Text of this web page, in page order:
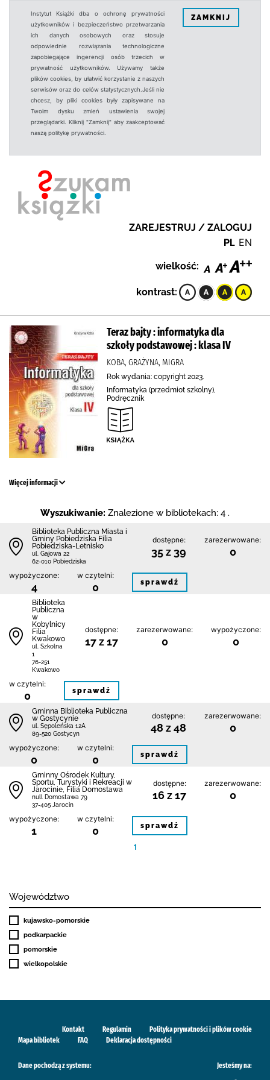
Instytut Książki dba o ochronę prywatności
użytkowników i bezpieczeństwo przetwarzania
ich danych osobowych oraz stosuje
odpowiednie rozwiązania technologiczne
zapobiegające ingerencji osób trzecich w
prywatność użytkowników. Używamy także
plików cookies, by ułatwić korzystanie z naszych
serwisów oraz do celów statystycznych.Jeśli nie
chcesz, by pliki cookies były zapisywane na
Twoim dysku zmień ustawienia swojej
przeglądarki. Kliknij "Zamknij" aby zaakceptować
naszą politykę prywatności.
ZAMKNIJ
ZAREJESTRUJ / ZALOGUJ
PL EN
wielkość:
kontrast:
Teraz bajty : informatyka dla
szkoły podstawowej : klasa IV
KOBA, GRAŻYNA, MIGRA
Rok wydania: copyright 2023.
Informatyka (przedmiot szkolny),
Podręcznik
Więcej informacji
Wyszukiwanie: Znalezione w bibliotekach: 4 .
Biblioteka Publiczna Miasta i
Gminy Pobiedziska Filia
Pobiedziska-Letnisko
ul. Gajowa 22
62-010 Pobiedziska
dostępne:
35 z 39
zarezerwowane:
0
wypożyczone:
4
w czytelni:
0 sprawdź
Biblioteka
Publiczna
w
Kobylnicy
Filia
Kwakowo
ul. Szkolna
1
76-251
Kwakowo
dostępne:
17 z 17
zarezerwowane:
0
wypożyczone:
0
w czytelni:
0 sprawdź
Gminna Biblioteka Publiczna
w Gostycynie
ul. Sępoleńska 12A
89-520 Gostycyn
dostępne:
48 z 48
zarezerwowane:
0
wypożyczone:
0
w czytelni:
0 sprawdź
Gminny Ośrodek Kultury,
Sportu, Turystyki i Rekreacji w
Jarocinie, Filia Domostawa
null Domostawa 79
37-405 Jarocin
dostępne:
16 z 17
zarezerwowane:
0
wypożyczone:
1
w czytelni:
0 sprawdź
1
Województwo
kujawsko-pomorskie
podkarpackie
pomorskie
wielkopolskie
Kontakt Regulamin
Polityka prywatności i plików cookie
Mapa bibliotek
FAQ Deklaracja dostępności
Dane pochodzą z systemu: Jesteśmy na: